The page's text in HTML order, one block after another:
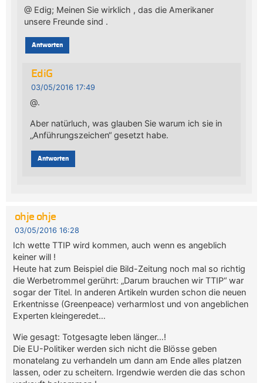
@ Edig; Meinen Sie wirklich , das die Amerikaner
unsere Freunde sind .
Antworten
EdiG
03/05/2016 17:49
@.
Aber natürluch, was glauben Sie warum ich sie in
„Anführungszeichen“ gesetzt habe.
Antworten
ohje ohje
03/05/2016 16:28
Ich wette TTIP wird kommen, auch wenn es angeblich
keiner will !
Heute hat zum Beispiel die Bild-Zeitung noch mal so richtig
die Werbetrommel gerührt: „Darum brauchen wir TTIP“ war
sogar der Titel. In anderen Artikeln wurden schon die neuen
Erkentnisse (Greenpeace) verharmlost und von angeblichen
Experten kleingeredet…
Wie gesagt: Totgesagte leben länger…!
Die EU-Politiker werden sich nicht die Blösse geben
monatelang zu verhandeln um dann am Ende alles platzen
lassen, oder zu scheitern. Irgendwie werden die das schon